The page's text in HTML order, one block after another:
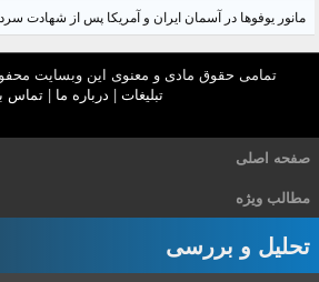
مانور یوفوها در آسمان ایران و آمریکا پس از شهادت
تمامی حقوق مادی و معنوی این وبسایت محفوظ
تبلیغات | درباره ما |تماس
صفحه اصلی
مطالب ویژه
تحلیل و بررسی